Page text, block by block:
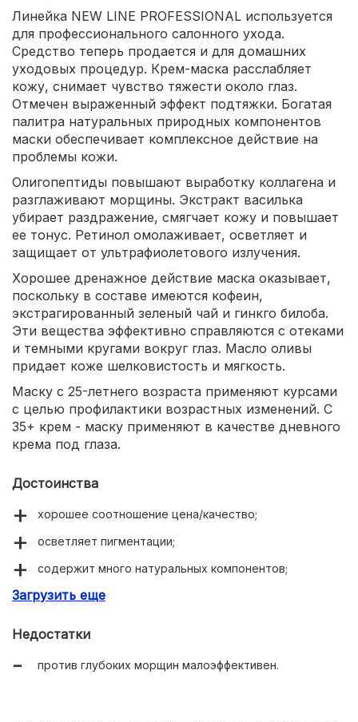
Линейка NEW LINE PROFESSIONAL используется
для профессионального салонного ухода.
Средство теперь продается и для домашних
уходовых процедур. Крем-маска расслабляет
кожу, снимает чувство тяжести около глаз.
Отмечен выраженный эффект подтяжки. Богатая
палитра натуральных природных компонентов
маски обеспечивает комплексное действие на
проблемы кожи.
Олигопептиды повышают выработку коллагена и
разглаживают морщины. Экстракт василька
убирает раздражение, смягчает кожу и повышает
ее тонус. Ретинол омолаживает, осветляет и
защищает от ультрафиолетового излучения.
Хорошее дренажное действие маска оказывает,
поскольку в составе имеются кофеин,
экстрагированный зеленый чай и гинкго билоба.
Эти вещества эффективно справляются с отеками
и темными кругами вокруг глаз. Масло оливы
придает коже шелковистость и мягкость.
Маску с 25-летнего возраста применяют курсами
с целью профилактики возрастных изменений. С
35+ крем - маску применяют в качестве дневного
крема под глаза.
Достоинства
хорошее соотношение цена/качество;
осветляет пигментации;
содержит много натуральных компонентов;
богатый состав аминокислот питает кожу;
Загрузить еще
Недостатки
против глубоких морщин малоэффективен.